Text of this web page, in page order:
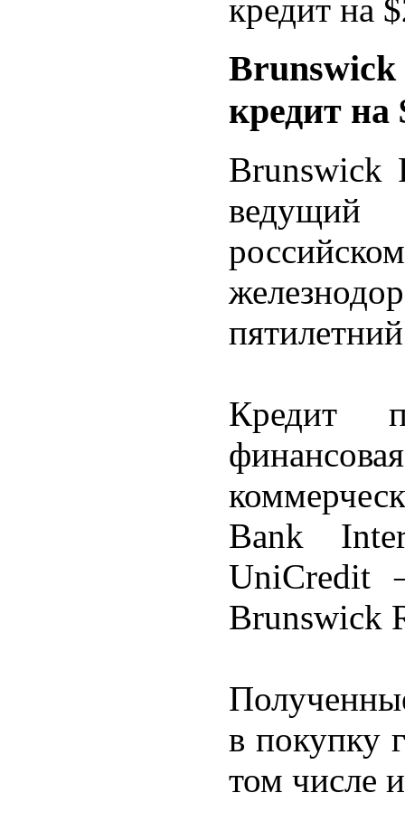
Brunswick
кредит на
Brunswick
Кредит
Bank
UniCredit
Brunswick
в покупку
том числе